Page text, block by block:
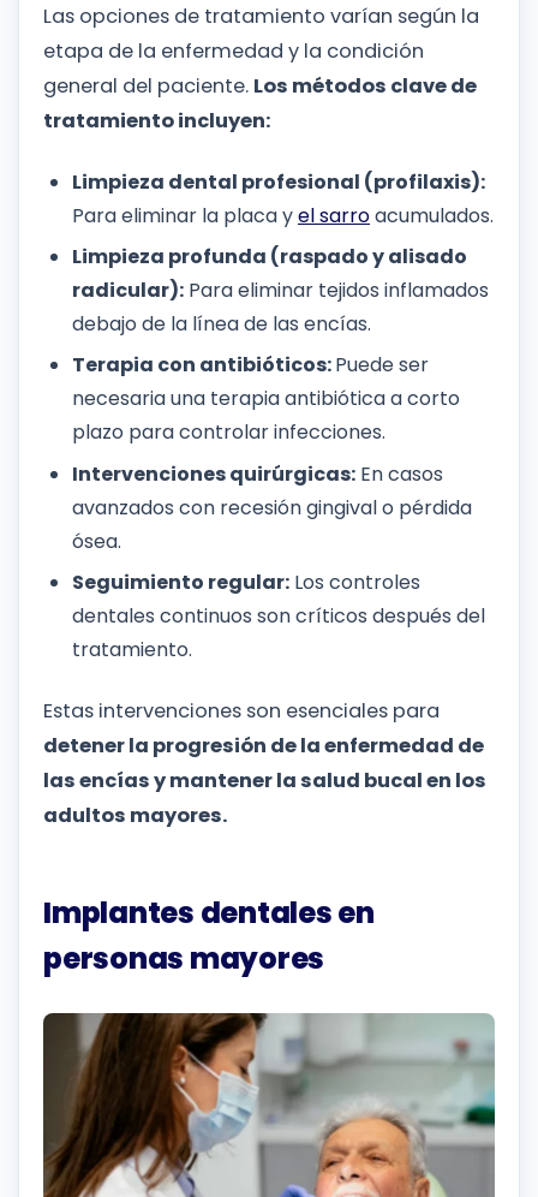
Las opciones de tratamiento varían según la
etapa de la enfermedad y la condición
general del paciente. Los métodos clave de
tratamiento incluyen:
Limpieza dental profesional (profilaxis):
Para eliminar la placa yel sarroacumulados.
Limpieza profunda (raspado y alisado
radicular): Para eliminar tejidos inflamados
debajo de la línea de las encías.
Terapia con antibióticos:Puede ser
necesaria una terapia antibiótica a corto
plazo para controlar infecciones.
Intervenciones quirúrgicas: En casos
avanzados con recesión gingival o pérdida
ósea.
Seguimiento regular: Los controles
dentales continuos son críticos después del
tratamiento.
Estas intervenciones son esenciales para
detener la progresión de la enfermedad de
las encías y mantener la salud bucal en los
adultos mayores.
Implantes dentales en
personas mayores